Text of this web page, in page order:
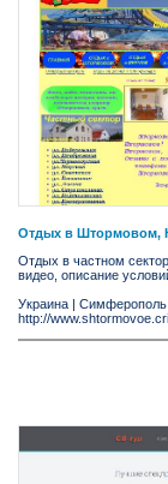
Отдых в Штормовом,
Отдых в частном
видео, описание
Украина
Симферополь
http://